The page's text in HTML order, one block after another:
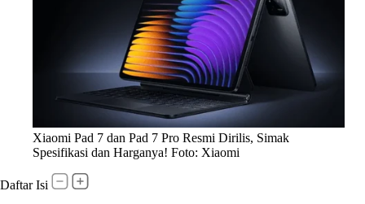
Xiaomi Pad 7 dan Pad 7 Pro Resmi Dirilis, Simak
Spesifikasi dan Harganya! Foto: Xiaomi
Daftar Isi